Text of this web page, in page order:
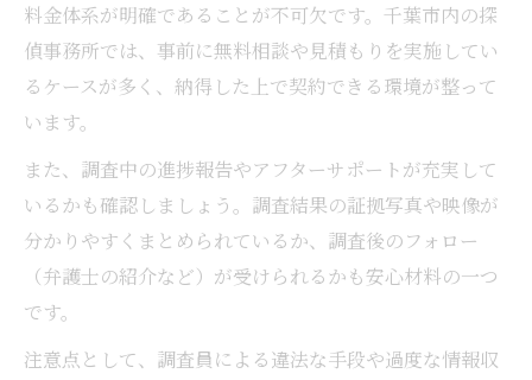
料金体系が明確であることが不可欠です。千葉市内の探
偵事務所では、事前に無料相談や見積もりを実施してい
るケースが多く、納得した上で契約できる環境が整って
います。
また、調査中の進捗報告やアフターサポートが充実して
いるかも確認しましょう。調査結果の証拠写真や映像が
分かりやすくまとめられているか、調査後のフォロー
（弁護士の紹介など）が受けられるかも安心材料の一つ
です。
注意点として、調査員による違法な手段や過度な情報収